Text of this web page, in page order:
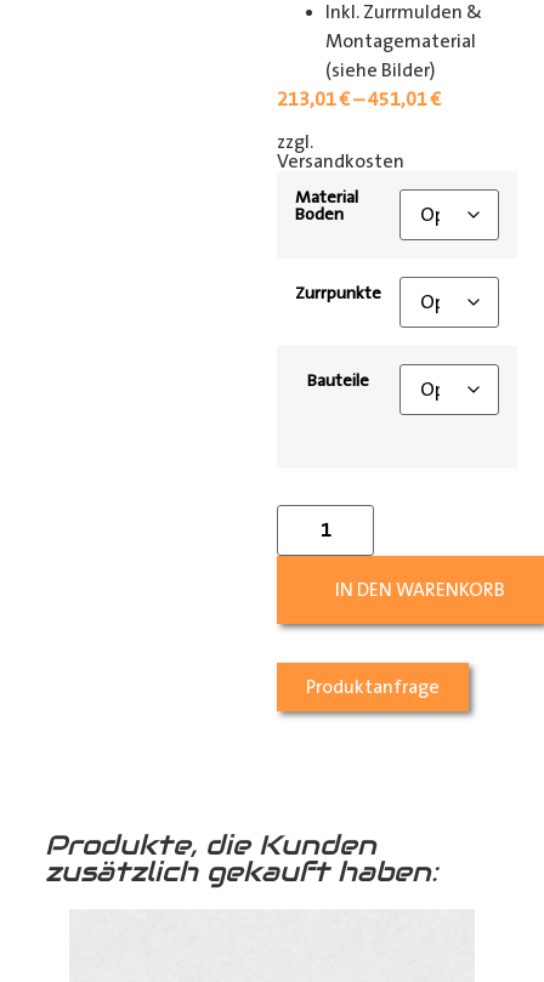
Inkl. Zurrmulden &
Montagematerial
(siehe Bilder)
213,01€–451,01€
zzgl.
Versandkosten
Material
Boden
Zurrpunkte
Bauteile
IN DEN WARENKORB
Produktanfrage
Produkte, die Kunden
zusätzlich gekauft haben: